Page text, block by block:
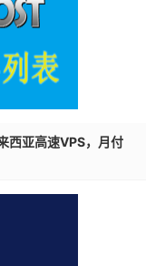
西亚高速VPS，月付